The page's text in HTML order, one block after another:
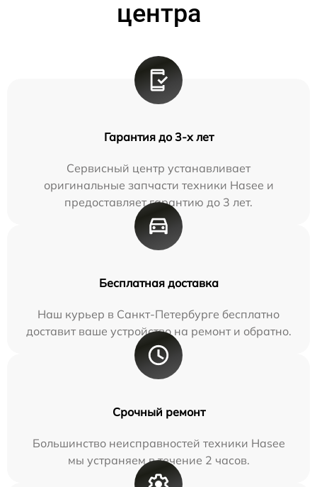
центра
Гарантия до 3-х лет
Сервисный центр устанавливает
оригинальные запчасти техники Hasee и
предоставляет гарантию до 3 лет.
Бесплатная доставка
Наш курьер в Санкт-Петербурге бесплатно
доставит ваше устройство на ремонт и обратно.
Срочный ремонт
Большинство неисправностей техники Hasee
мы устраняем в течение 2 часов.